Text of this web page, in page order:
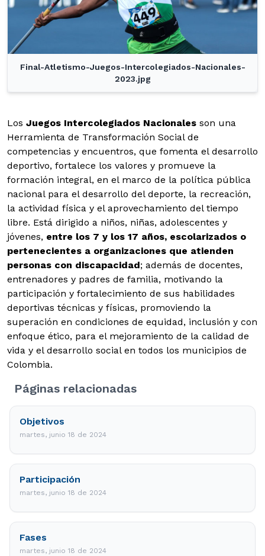
Final-Atletismo-Juegos-Intercolegiados-Nacionales-
2023.jpg
Los Juegos Intercolegiados Nacionales son una
Herramienta de Transformación Social de
competencias y encuentros, que fomenta el desarrollo
deportivo, fortalece los valores y promueve la
formación integral, en el marco de la política pública
nacional para el desarrollo del deporte, la recreación,
la actividad física y el aprovechamiento del tiempo
libre. Está dirigido a niños, niñas, adolescentes y
jóvenes, entre los 7 y los 17 años, escolarizados o
pertenecientes a organizaciones que atienden
personas con discapacidad; además de docentes,
entrenadores y padres de familia, motivando la
participación y fortalecimiento de sus habilidades
deportivas técnicas y físicas, promoviendo la
superación en condiciones de equidad, inclusión y con
enfoque ético, para el mejoramiento de la calidad de
vida y el desarrollo social en todos los municipios de
Colombia.
Páginas relacionadas
Objetivos
martes, junio 18 de 2024
Participación
martes, junio 18 de 2024
Fases
martes, junio 18 de 2024